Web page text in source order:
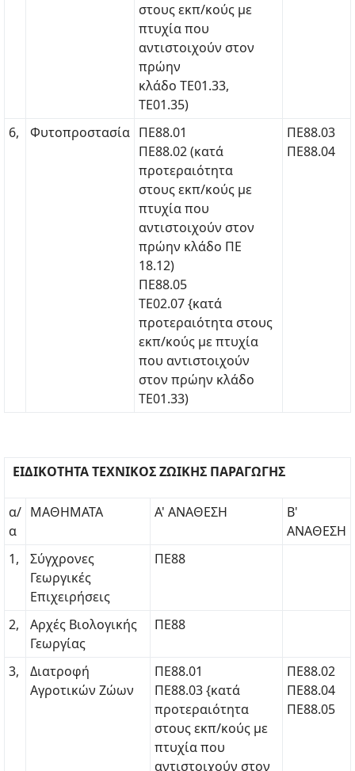
στους εκπ/κούς με
πτυχία που
αντιστοιχούν στον
πρώην
κλάδο ΤΕ01.33,
ΤΕ01.35)
6, Φυτοπροστασία ΠΕ88.01
ΠΕ88.02 (κατά
προτεραιότητα
στους εκπ/κούς με
πτυχία που
αντιστοιχούν στον
πρώην κλάδο ΠΕ
18.12)
ΠΕ88.05
ΤΕ02.07 {κατά
προτεραιότητα στους
εκπ/κούς με πτυχία
που αντιστοιχούν
στον πρώην κλάδο
ΤΕ01.33)
ΠΕ88.03
ΠΕ88.04
ΕΙΔΙΚΟΤΗΤΑ ΤΕΧΝΙΚΟΣ ΖΩΙΚΗΣ ΠΑΡΑΓΩΓΗΣ
α/
α
ΜΑΘΗΜΑΤΑ Α' ΑΝΑΘΕΣΗ
Β'
ΑΝΑΘΕΣΗ
1,
Σύγχρονες
Γεωργικές
Επιχειρήσεις
ΠΕ88
2,
Αρχές Βιολογικής
Γεωργίας
ΠΕ88
3,
Διατροφή
Αγροτικών Ζώων
ΠΕ88.01
ΠΕ88.03 {κατά
προτεραιότητα
στους εκπ/κούς με
πτυχία που
αντιστοιχούν στον
ΠΕ88.02
ΠΕ88.04
ΠΕ88.05